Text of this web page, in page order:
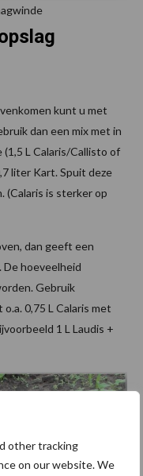
other tracking
on our website. We
kunt u met
dan een mix met in
L Calaris/Callisto of
liter Kart. Spuit deze
(Calaris is sterker op
dan geeft een
hoeveelheid
Gebruik
0,75 L Calaris met
1 L Laudis +